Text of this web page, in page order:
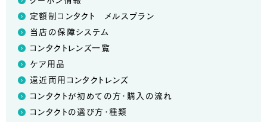
定額制コンタクト メルスプラン
当店の保障システム
コンタクトレンズ一覧
ケア用品
遠近両用コンタクトレンズ
コンタクトが初めての方・購入の流れ
コンタクトの選び方・種類